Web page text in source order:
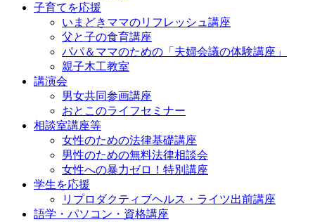
子育てを応援
いまどきママのリフレッシュ講座
父と子の食育講座
パパ＆ママのための「夫婦会議の体験講座」
親子木工教室
講演会
男女共同参画講座
おとこのライフセミナー
相談室講座等
女性のための法律基礎講座
男性のための無料法律相談会
女性への暴力ゼロ！特別講座
学生を応援
リプロダクティブヘルス・ライツ出前講座
語学・パソコン・資格講座